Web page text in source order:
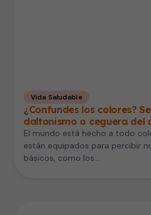
Vida Saludable
¿Confundes los colores?
daltonismo o ceguera del
El mundo está hecho a todo
están equipados para percibir
básicos, como los…